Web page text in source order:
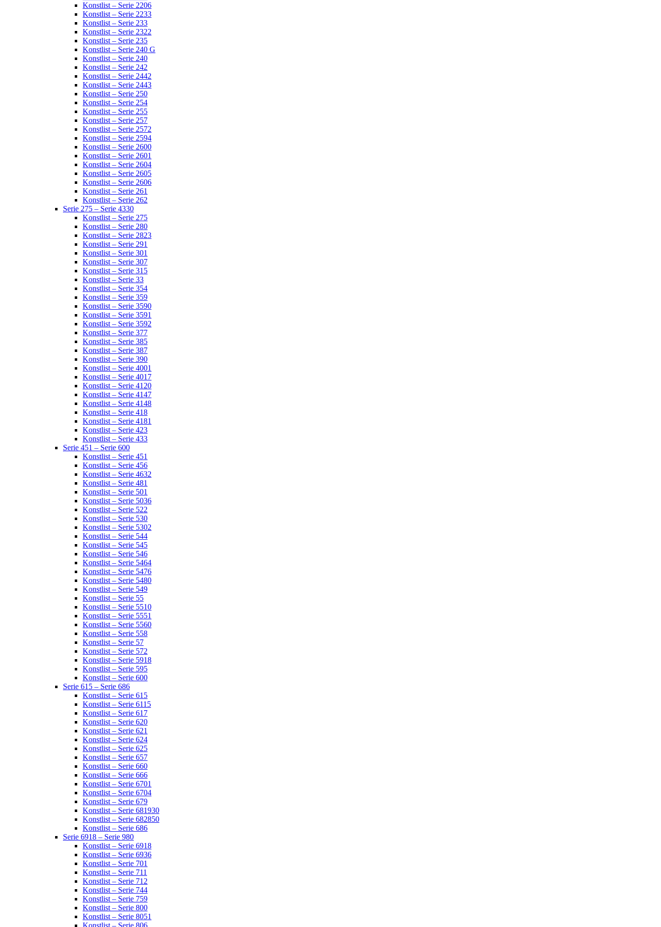
Konstlist – Serie 2206
Konstlist – Serie 2233
Konstlist – Serie 233
Konstlist – Serie 2322
Konstlist – Serie 235
Konstlist – Serie 240 G
Konstlist – Serie 240
Konstlist – Serie 242
Konstlist – Serie 2442
Konstlist – Serie 2443
Konstlist – Serie 250
Konstlist – Serie 254
Konstlist – Serie 255
Konstlist – Serie 257
Konstlist – Serie 2572
Konstlist – Serie 2594
Konstlist – Serie 2600
Konstlist – Serie 2601
Konstlist – Serie 2604
Konstlist – Serie 2605
Konstlist – Serie 2606
Konstlist – Serie 261
Konstlist – Serie 262
Serie 275 – Serie 4330
Konstlist – Serie 275
Konstlist – Serie 280
Konstlist – Serie 2823
Konstlist – Serie 291
Konstlist – Serie 301
Konstlist – Serie 307
Konstlist – Serie 315
Konstlist – Serie 33
Konstlist – Serie 354
Konstlist – Serie 359
Konstlist – Serie 3590
Konstlist – Serie 3591
Konstlist – Serie 3592
Konstlist – Serie 377
Konstlist – Serie 385
Konstlist – Serie 387
Konstlist – Serie 390
Konstlist – Serie 4001
Konstlist – Serie 4017
Konstlist – Serie 4120
Konstlist – Serie 4147
Konstlist – Serie 4148
Konstlist – Serie 418
Konstlist – Serie 4181
Konstlist – Serie 423
Konstlist – Serie 433
Serie 451 – Serie 600
Konstlist – Serie 451
Konstlist – Serie 456
Konstlist – Serie 4632
Konstlist – Serie 481
Konstlist – Serie 501
Konstlist – Serie 5036
Konstlist – Serie 522
Konstlist – Serie 530
Konstlist – Serie 5302
Konstlist – Serie 544
Konstlist – Serie 545
Konstlist – Serie 546
Konstlist – Serie 5464
Konstlist – Serie 5476
Konstlist – Serie 5480
Konstlist – Serie 549
Konstlist – Serie 55
Konstlist – Serie 5510
Konstlist – Serie 5551
Konstlist – Serie 5560
Konstlist – Serie 558
Konstlist – Serie 57
Konstlist – Serie 572
Konstlist – Serie 5918
Konstlist – Serie 595
Konstlist – Serie 600
Serie 615 – Serie 686
Konstlist – Serie 615
Konstlist – Serie 6115
Konstlist – Serie 617
Konstlist – Serie 620
Konstlist – Serie 621
Konstlist – Serie 624
Konstlist – Serie 625
Konstlist – Serie 657
Konstlist – Serie 660
Konstlist – Serie 666
Konstlist – Serie 6701
Konstlist – Serie 6704
Konstlist – Serie 679
Konstlist – Serie 681930
Konstlist – Serie 682850
Konstlist – Serie 686
Serie 6918 – Serie 980
Konstlist – Serie 6918
Konstlist – Serie 6936
Konstlist – Serie 701
Konstlist – Serie 711
Konstlist – Serie 712
Konstlist – Serie 744
Konstlist – Serie 759
Konstlist – Serie 800
Konstlist – Serie 8051
Konstlist – Serie 806